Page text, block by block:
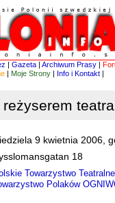
| Gazeta | Archiwum Prasy |
| Moje Strony | Info i Kontakt |
9 kwietnia 2006,
18
Towarzystwo
Polaków